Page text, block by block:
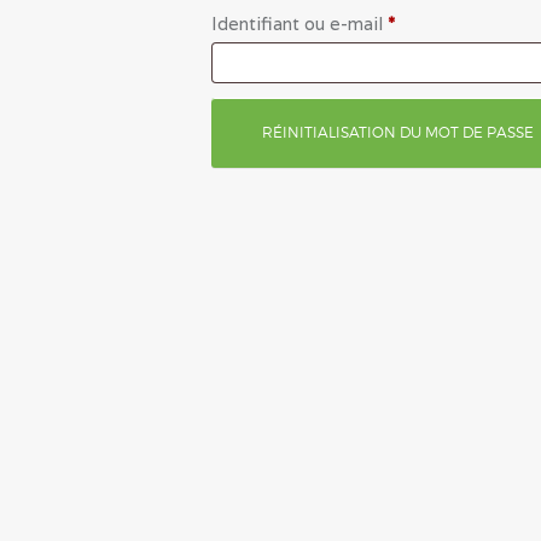
Identifiant ou e-mail *
RÉINITIALISATION DU MOT DE PASSE